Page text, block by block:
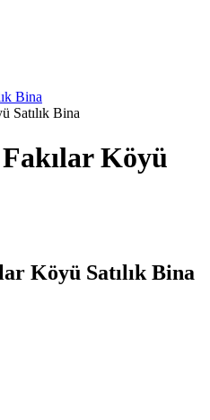
Bina
Satılık Bina
Köyü
Köyü Satılık Bina